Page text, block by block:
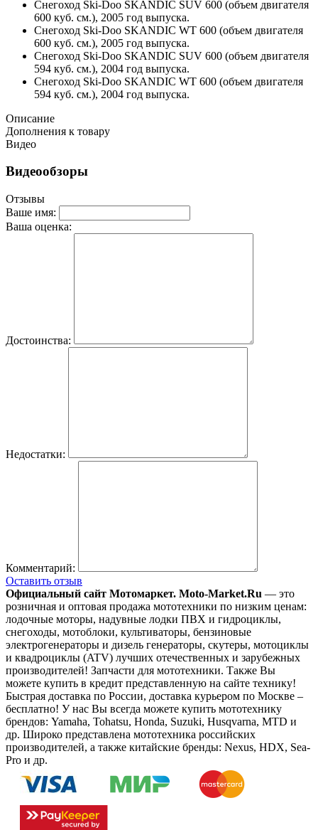
Снегоход Ski-Doo SKANDIC SUV 600 (объем двигателя
600 куб. см.), 2005 год выпуска.
Снегоход Ski-Doo SKANDIC WT 600 (объем двигателя
600 куб. см.), 2005 год выпуска.
Снегоход Ski-Doo SKANDIC SUV 600 (объем двигателя
594 куб. см.), 2004 год выпуска.
Снегоход Ski-Doo SKANDIC WT 600 (объем двигателя
594 куб. см.), 2004 год выпуска.
Описание
Дополнения к товару
Видео
Видеообзоры
Отзывы
Ваше имя:
Ваша оценка:
Достоинства:
Недостатки:
Комментарий:
Оставить отзыв
Официальный сайт Мотомаркет. Moto-Market.Ru — это
розничная и оптовая продажа мототехники по низким ценам:
лодочные моторы, надувные лодки ПВХ и гидроциклы,
снегоходы, мотоблоки, культиваторы, бензиновые
электрогенераторы и дизель генераторы, скутеры, мотоциклы
и квадроциклы (ATV) лучших отечественных и зарубежных
производителей! Запчасти для мототехники. Также Вы
можете купить в кредит представленную на сайте технику!
Быстрая доставка по России, доставка курьером по Москве –
бесплатно! У нас Вы всегда можете купить мототехнику
брендов: Yamaha, Tohatsu, Honda, Suzuki, Husqvarna, MTD и
др. Широко представлена мототехника российских
производителей, а также китайские бренды: Nexus, HDX, Sea-
Pro и др.